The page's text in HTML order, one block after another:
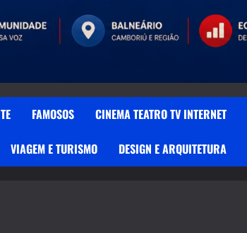
FAMOSOS CINEMA TEATRO TV INTERNET
VIAGEM E TURISMO DESIGN E ARQUITETURA